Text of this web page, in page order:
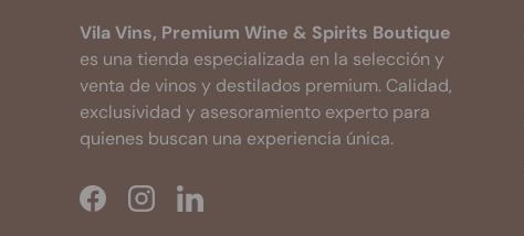
Vila Vins, Premium Wine & Spirits Boutique
es una tienda especializada en la selección y
venta de vinos y destilados premium. Calidad,
exclusividad y asesoramiento experto para
quienes buscan una experiencia única.
FacebookInstagramLinkedIn